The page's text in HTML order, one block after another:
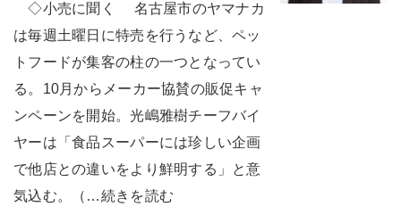
◇小売に聞く 名古屋市のヤマナカ
は毎週土曜日に特売を行うなど、ペッ
トフードが集客の柱の一つとなってい
る。10月からメーカー協賛の販促キャ
ンペーンを開始。光嶋雅樹チーフバイ
ヤーは「食品スーパーには珍しい企画
で他店との違いをより鮮明する」と意
気込む。（…続きを読む